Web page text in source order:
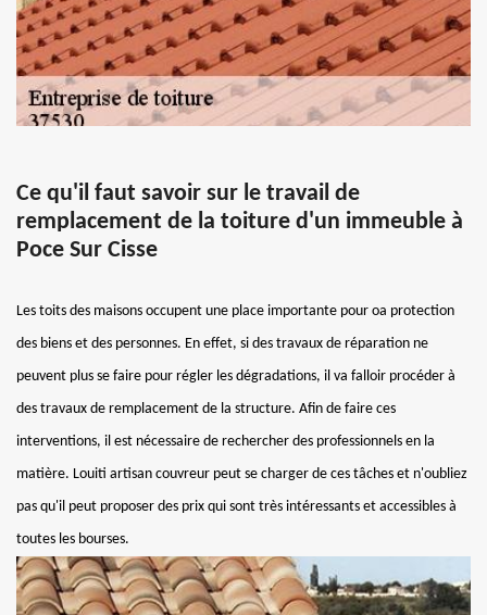
Ce qu'il faut savoir sur le travail de
remplacement de la toiture d'un immeuble à
Poce Sur Cisse
Les toits des maisons occupent une place importante pour oa protection
des biens et des personnes. En effet, si des travaux de réparation ne
peuvent plus se faire pour régler les dégradations, il va falloir procéder à
des travaux de remplacement de la structure. Afin de faire ces
interventions, il est nécessaire de rechercher des professionnels en la
matière. Louiti artisan couvreur peut se charger de ces tâches et n'oubliez
pas qu'il peut proposer des prix qui sont très intéressants et accessibles à
toutes les bourses.